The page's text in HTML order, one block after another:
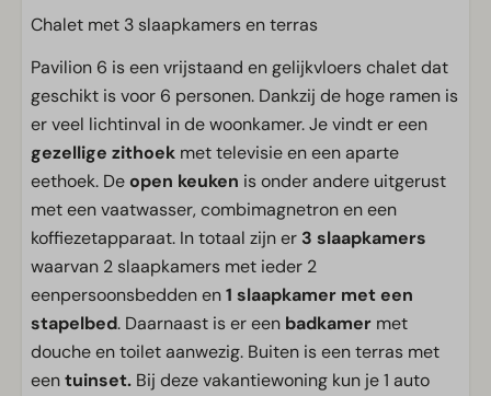
Chalet met 3 slaapkamers en terras
Pavilion 6 is een vrijstaand en gelijkvloers chalet dat
geschikt is voor 6 personen. Dankzij de hoge ramen is
er veel lichtinval in de woonkamer. Je vindt er een
gezellige zithoek met televisie en een aparte
eethoek. Deopen keuken is onder andere uitgerust
met een vaatwasser, combimagnetron en een
koffiezetapparaat. In totaal zijn er 3 slaapkamers
waarvan 2 slaapkamers met ieder 2
eenpersoonsbedden en1 slaapkamer met een
stapelbed. Daarnaast is er een badkamer met
douche en toilet aanwezig. Buiten is een terras met
eentuinset. Bij deze vakantiewoning kun je 1 auto